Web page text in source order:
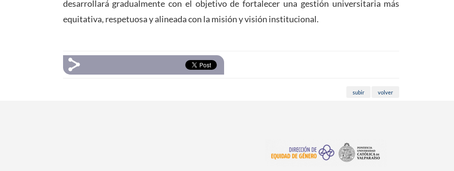
desarrollará gradualmente con el objetivo de fortalecer una gestión universitaria más
equitativa, respetuosa y alineada con la misión y visión institucional.
subir volver